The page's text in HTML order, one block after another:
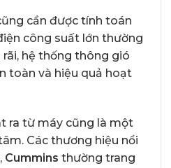
cần được tính toán
công suất lớn thường
hệ thống thông gió
toàn và hiệu quả hoạt
ra từ máy cũng là một
Các thương hiệu nổi
, Cummins thường trang